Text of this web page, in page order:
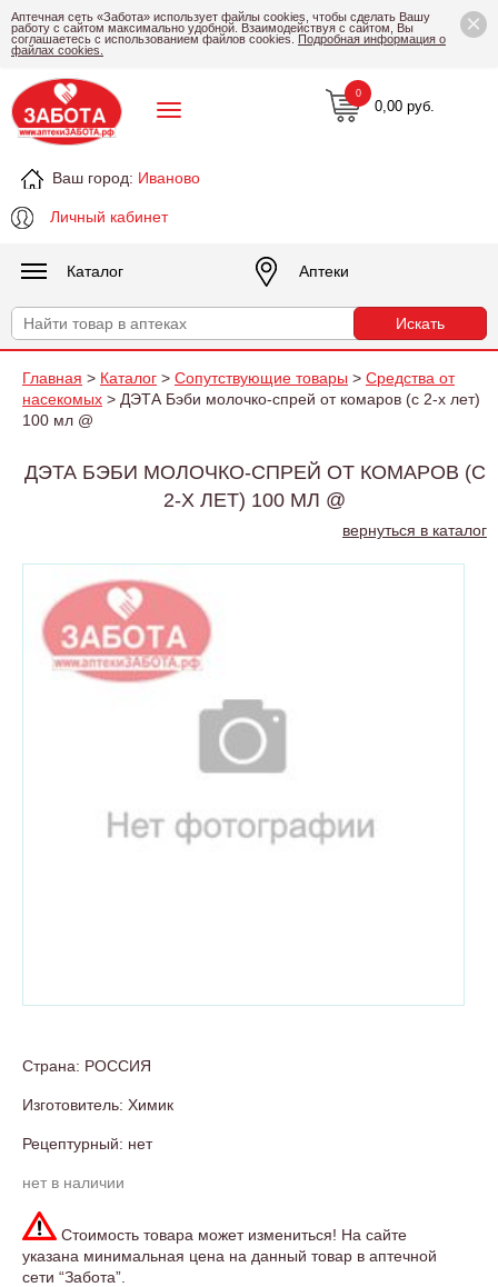
×
Аптечная сеть «Забота» использует файлы cookies, чтобы сделать Вашу
работу с сайтом максимально удобной. Взаимодействуя с сайтом, Вы
соглашаетесь с использованием файлов cookies. Подробная информация о
файлах cookies.
Ваш город: Иваново
Личный кабинет
0,00 руб.
0
Каталог Аптеки
Главная > Каталог > Сопутствующие товары > Средства от
насекомых > ДЭТА Бэби молочко-спрей от комаров (с 2-х лет)
100 мл @
ДЭТА БЭБИ МОЛОЧКО-СПРЕЙ ОТ КОМАРОВ (С
2-Х ЛЕТ) 100 МЛ @
вернуться в каталог
Страна: РОССИЯ
Изготовитель: Химик
Рецептурный: нет
нет в наличии
Стоимость товара может измениться! На сайте
указана минимальная цена на данный товар в аптечной
сети “Забота”.